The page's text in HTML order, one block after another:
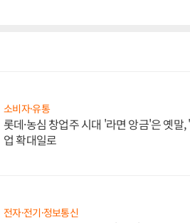
소비자·유통
롯데·농심 창업주 시대 '라면 앙금'은 옛말
업 확대일로
전자·전기·정보통신